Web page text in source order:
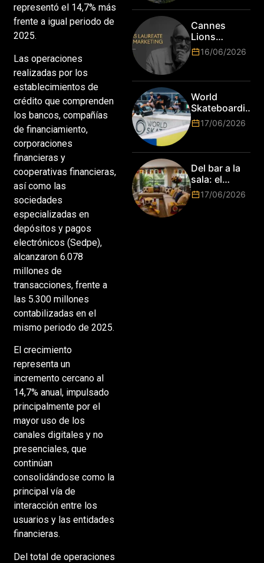
representó el 14,7% más
frente a igual periodo de
2025.
Las operaciones
realizadas por los
establecimientos de
crédito que comprenden
los bancos, compañías
de financiamiento,
corporaciones
financieras y
cooperativas financieras,
así como las
sociedades
especializadas en
depósitos y pagos
electrónicos (Sedpe),
alcanzaron 6.078
millones de
transacciones, frente a
las 5.300 millones
contabilizadas en el
mismo periodo de 2025.
El crecimiento
representa un
incremento cercano al
14,7% anual, impulsado
principalmente por el
mayor uso de los
canales digitales y no
presenciales, que
continúan
consolidándose como la
principal vía de
interacción entre los
usuarios y las entidades
financieras.
Del total de operaciones
es hora de
subir de
nivel! Las
marcas más
top del
Cannes
Lions
anuncia a
Jim Stengel
primer Lions
Laureate for
Marketing
16/06/2026
World
Skateboarding
Tour:
¡Resultados
Mundo de
Park de Roma
2026!
17/06/2026
Del bar a la
sala: el
Mundial
2026 vuelve
17/06/2026